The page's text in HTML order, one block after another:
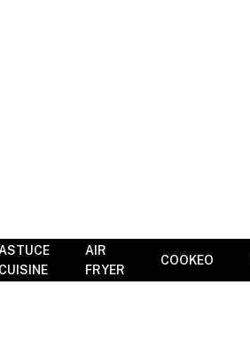
ASTUCE
CUISINE
AIR
FRYER
COOKEO